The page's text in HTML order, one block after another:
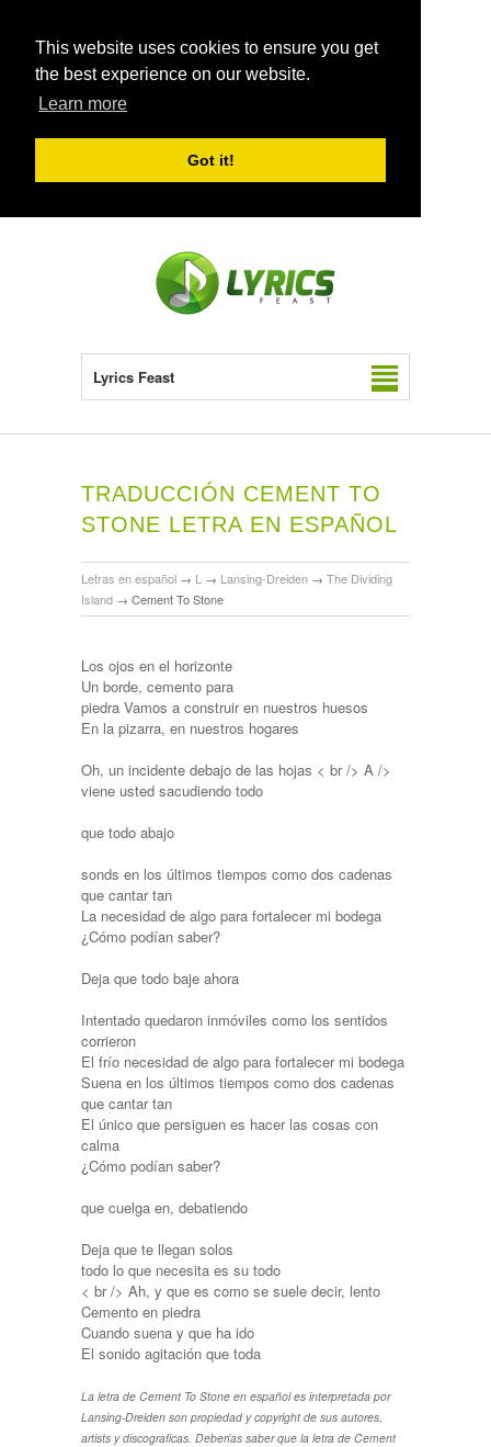
This website uses cookies to ensure you get
the best experience on our website.
Learn more
Got it!
Lyrics Feast
TRADUCCIÓN CEMENT TO
STONE LETRA EN ESPAÑOL
Letras en español → L → Lansing-Dreiden → The Dividing
Island → Cement To Stone
Los ojos en el horizonte
Un borde, cemento para
piedra Vamos a construir en nuestros huesos
En la pizarra, en nuestros hogares
Oh, un incidente debajo de las hojas < br /> A />
viene usted sacudiendo todo
que todo abajo
sonds en los últimos tiempos como dos cadenas
que cantar tan
La necesidad de algo para fortalecer mi bodega
¿Cómo podían saber?
Deja que todo baje ahora
Intentado quedaron inmóviles como los sentidos
corrieron
El frío necesidad de algo para fortalecer mi bodega
Suena en los últimos tiempos como dos cadenas
que cantar tan
El único que persiguen es hacer las cosas con
calma
¿Cómo podían saber?
que cuelga en, debatiendo
Deja que te llegan solos
todo lo que necesita es su todo
< br /> Ah, y que es como se suele decir, lento
Cemento en piedra
Cuando suena y que ha ido
El sonido agitación que toda
La letra de Cement To Stone en español es interpretada por
Lansing-Dreiden son propiedad y copyright de sus autores,
artists y discograficas. Deberías saber que la letra de Cement